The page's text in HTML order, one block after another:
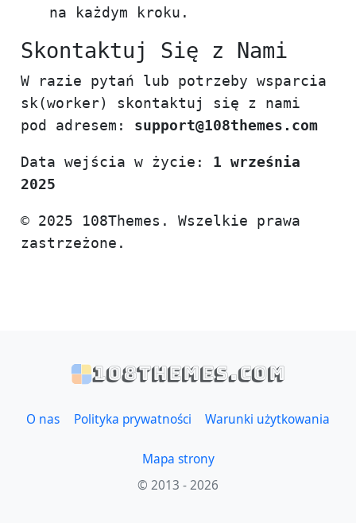
na każdym kroku.
Skontaktuj Się z Nami
W razie pytań lub potrzeby wsparcia
sk(worker) skontaktuj się z nami
pod adresem: support@108themes.com
Data wejścia w życie: 1 września
2025
© 2025 108Themes. Wszelkie prawa
zastrzeżone.
108themes.com
O nas Polityka prywatności Warunki użytkowania
Mapa strony
© 2013 - 2026